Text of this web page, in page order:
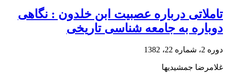
تاملاتی درباره عصبیت ابن خلدون : نگاهی
دوباره به جامعه شناسی تاریخی
دوره 2، شماره 22، 1382
غلامرضا جمشیدیها